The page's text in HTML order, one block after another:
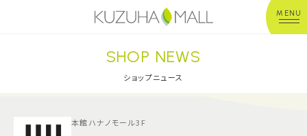
MENU
年中無休平 日：10:00~20:00
※店舗により異なる
ショップガイド
SHOP NEWS
ショップニュース
本館ハナノモール3F